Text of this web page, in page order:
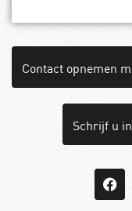
Contact opnemen
Schrijf u